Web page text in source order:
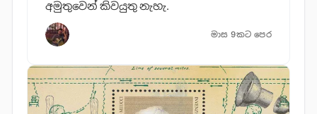
අමුතුවෙන් කිවයුතු නැහැ.
මාස 9කට පෙර